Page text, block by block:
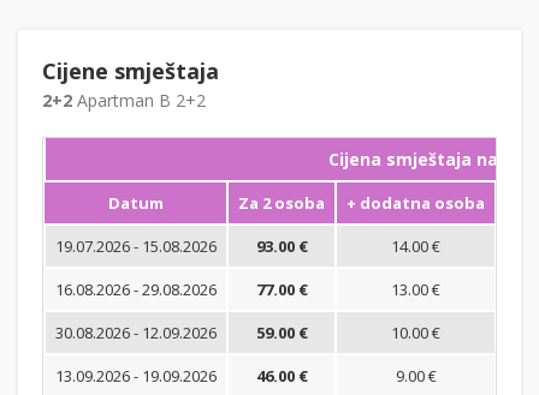
Cijene smještaja
2+2 Apartman B 2+2
Cijena smještaja na noć
Datum Za 2 osoba + dodatna osoba
19.07.2026 - 15.08.2026
93.00 €
14.00 €
16.08.2026 - 29.08.2026
77.00 €
13.00 €
30.08.2026 - 12.09.2026
59.00 €
10.00 €
13.09.2026 - 19.09.2026
46.00 € 9.00 €